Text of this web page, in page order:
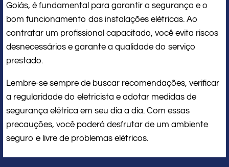
Goiás, é fundamental para garantir a segurança e o
bom funcionamento das instalações elétricas. Ao
contratar um profissional capacitado, você evita riscos
desnecessários e garante a qualidade do serviço
prestado.
Lembre-se sempre de buscar recomendações, verificar
a regularidade do eletricista e adotar medidas de
segurança elétrica em seu dia a dia. Com essas
precauções, você poderá desfrutar de um ambiente
seguro e livre de problemas elétricos.